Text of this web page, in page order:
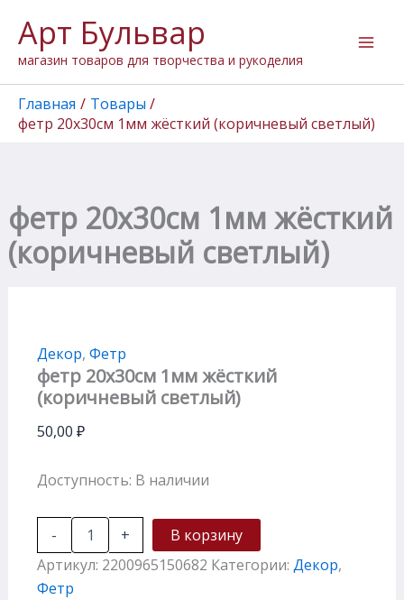
содержимому
Арт Бульвар
магазин товаров для творчества и рукоделия
Главная
Товары
фетр 20х30см 1мм жёсткий (коричневый светлый)
фетр 20х30см 1мм жёсткий
(коричневый светлый)
Декор, Фетр
фетр 20х30см 1мм жёсткий
(коричневый светлый)
50,00 ₽
Доступность: В наличии
-
товара
фетр
20х30см
1мм
жёсткий
(коричневый
светлый)
+
В корзину
Артикул: 2200965150682 Категории: Декор,
Фетр